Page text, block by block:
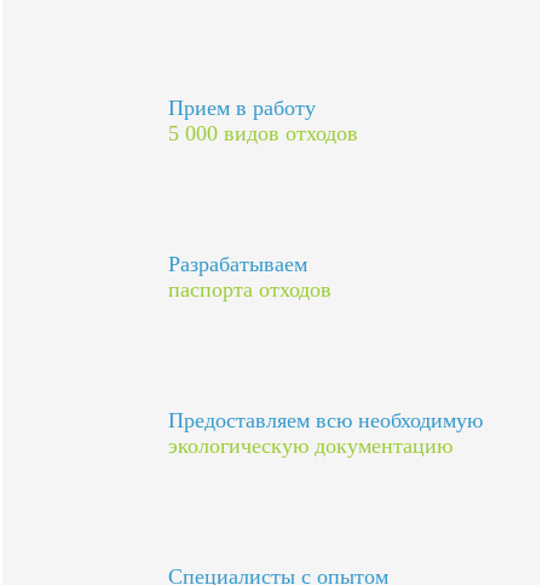
Прием в работу
5 000 видов отходов
Разрабатываем
паспорта отходов
Предоставляем всю необходимую
экологическую документацию
Специалисты с опытом